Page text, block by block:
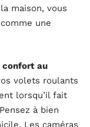
maison, vous
une
confort au
volets roulants
lorsqu’il fait
à bien
Les caméras